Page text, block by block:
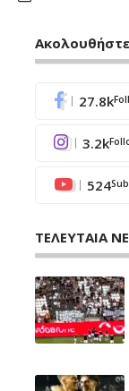
27.8k
3.2k
524
ΤΕΛΕΥΤΑΙΑ